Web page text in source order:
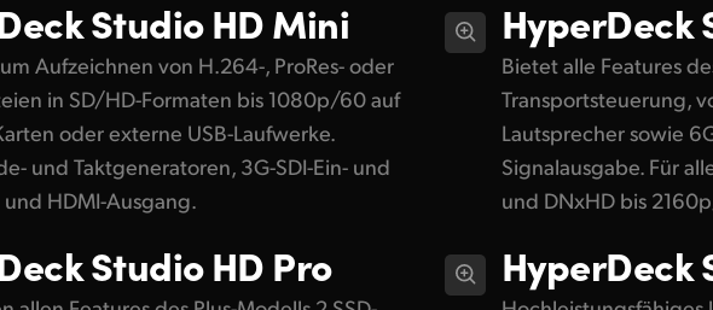
Studio HD Mini
Aufzeichnen von H.264-, ProRes- oder
in SD/HD-Formaten bis 1080p/60 auf
oder externe USB-Laufwerke.
und Taktgeneratoren, 3G-SDI-Ein- und
HDMI-Ausgang.
HyperDeck
Bietet alle Features
Transportsteuerung,
Lautsprecher sowie
Signalausgabe. Für
und DNxHD bis
Studio HD Pro HyperDeck